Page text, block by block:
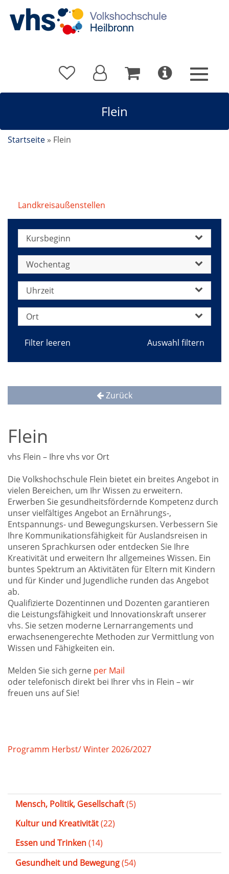
Flein
Startseite » Flein
Landkreisaußenstellen
Kursbeginn
Wochentag
Uhrzeit
Ort
Filter leeren
Zurück
Flein
vhs Flein – Ihre vhs vor Ort
Die Volkshochschule Flein bietet ein breites Angebot in
vielen Bereichen, um Ihr Wissen zu erweitern.
Erwerben Sie gesundheitsfördernde Kompetenz durch
unser vielfältiges Angebot an Ernährungs-,
Entspannungs- und Bewegungskursen. Verbessern Sie
Ihre Kommunikationsfähigkeit für Auslandsreisen in
unseren Sprachkursen oder entdecken Sie Ihre
Kreativität und erweitern Ihr allgemeines Wissen. Ein
buntes Spektrum an Aktivitäten für Eltern mit Kindern
und für Kinder und Jugendliche runden das Angebot
ab.
Qualifizierte Dozentinnen und Dozenten garantieren
die Leistungsfähigkeit und Innovationskraft unserer
vhs. Sie setzen moderne Lernarrangements und
erwachsenengerechte Methoden zur Vermittlung von
Wissen und Fähigkeiten ein.
Melden Sie sich gerne per Mail
oder telefonisch direkt bei Ihrer vhs in Flein – wir
freuen uns auf Sie!
Programm Herbst/ Winter 2026/2027
Mensch, Politik, Gesellschaft(5)
Kultur und Kreativität(22)
Essen und Trinken(14)
Gesundheit und Bewegung(54)